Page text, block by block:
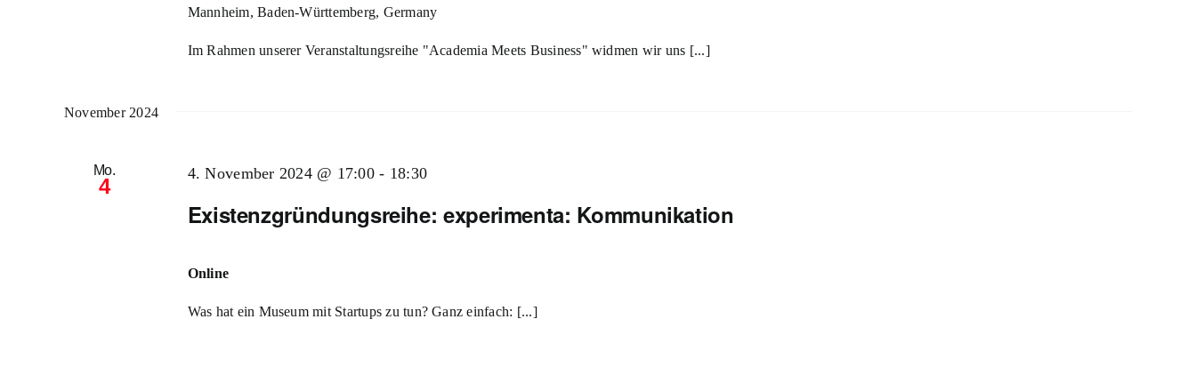
Mannheim, Baden-Württemberg, Germany
Im Rahmen unserer Veranstaltungsreihe "Academia Meets Business" widmen wir uns [...]
November 2024
Mo.
4
Existenzgründungsreihe: experimenta: Kommunikation
4. November 2024 @ 17:00 - 18:30
Online
Was hat ein Museum mit Startups zu tun? Ganz einfach: [...]